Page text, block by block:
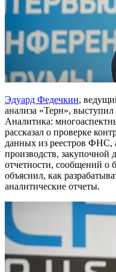
Эдуард Федечкин,
анализа «Терн»,
Аналитика:
рассказал о проверке
данных из реестров ФНС,
производств, закупочной
отчетности, сообщений о
объяснил, как
аналитические отчеты.